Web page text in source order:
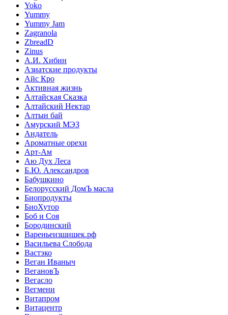
Yoko
Yummy
Yummy Jam
Zagranola
ZbreadD
Zinus
А.И. Хибин
Азиатские продукты
Айс Кро
Активная жизнь
Алтайская Сказка
Алтайский Нектар
Алтын бай
Амурский МЭЗ
Андатель
Ароматные орехи
Арт-Ам
Аю Дух Леса
Б.Ю. Александров
Бабушкино
Белорусский ДомЪ масла
Биопродукты
БиоХутор
Боб и Соя
Бородинский
Вареньеизшишек.рф
Васильева Слобода
Вастэко
Веган Иваныч
ВегановЪ
Вегасло
Вегмени
Витапром
Витацентр